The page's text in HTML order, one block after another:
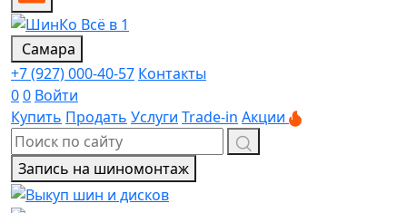
Самара
+7 (927) 000-40-57 Контакты
00 Войти
Купить Продать Услуги Trade-in Акции
Запись на шиномонтаж